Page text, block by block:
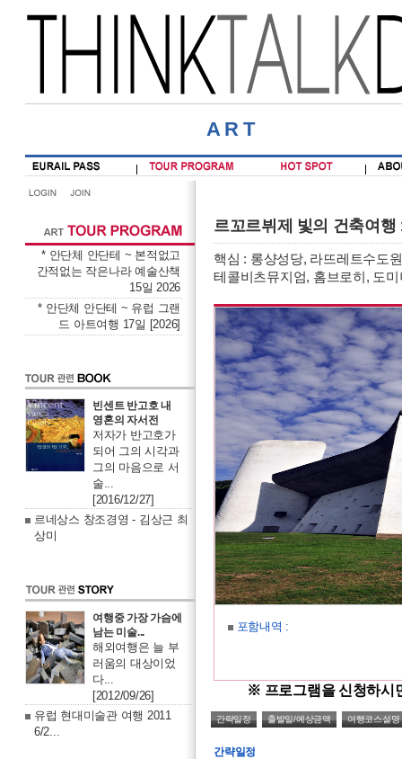
ART
* 안단체 안단테 ~ 본적없고
간적없는 작은나라 예술산책
15일 2026
* 안단체 안단테 ~ 유럽 그랜
드 아트여행 17일 [2026]
빈센트 반고호 내
영혼의 자서전
저자가 반고호가
되어 그의 시각과
그의 마음으로 서
술...
[2016/12/27]
르네상스 창조경영 - 김상근 최
상미
여행중 가장 가슴에
남는 미술...
해외여행은 늘 부
러움의 대상이었
다...
[2012/09/26]
유럽 현대미술관 여행 2011
6/2...
르꼬르뷔제 빛의 건축여행
핵심 : 롱샹성당, 라뜨레트수도
테콜비츠뮤지엄, 홈브로히, 도
포함내역 :
※ 프로그램을 신청하시
간략일정 출발일/예상금액 여행코스설명
간략일정